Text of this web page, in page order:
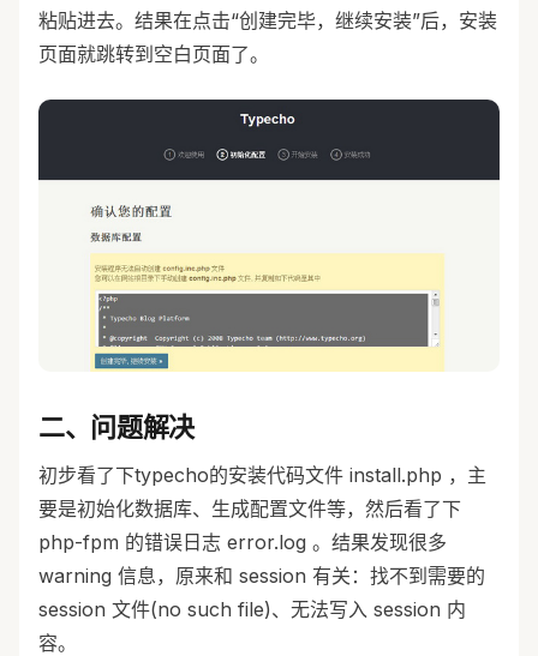
粘贴进去。结果在点击“创建完毕，继续安装”后，安装
页面就跳转到空白页面了。
二、问题解决
初步看了下typecho的安装代码文件 install.php ，主
要是初始化数据库、生成配置文件等，然后看了下
php-fpm 的错误日志 error.log 。结果发现很多
warning 信息，原来和 session 有关：找不到需要的
session 文件(no such file)、无法写入 session 内
容。